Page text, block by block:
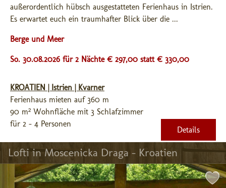
außerordentlich hübsch ausgestatteten Ferienhaus in Istrien.
Es erwartet euch ein traumhafter Blick über die ...
Berge und Meer
So. 30.08.2026 für 2 Nächte € 297,00 statt € 330,00
KROATIEN | Istrien | Kvarner
Ferienhaus mieten auf 360 m
90 m² Wohnfläche mit 3 Schlafzimmer
für 2 - 4 Personen
Details
Lofti in Moscenicka Draga - Kroatien